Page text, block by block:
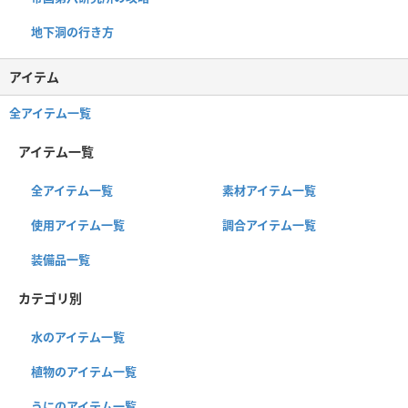
地下洞の行き方
アイテム
全アイテム一覧
アイテム一覧
全アイテム一覧 素材アイテム一覧
使用アイテム一覧 調合アイテム一覧
装備品一覧
カテゴリ別
水のアイテム一覧
植物のアイテム一覧